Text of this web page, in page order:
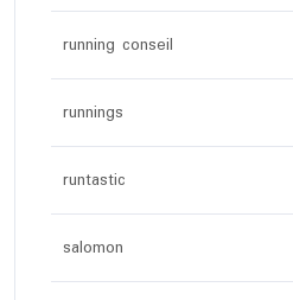
running conseil
runnings
runtastic
salomon